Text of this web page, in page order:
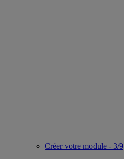
Créer votre module - 3/9